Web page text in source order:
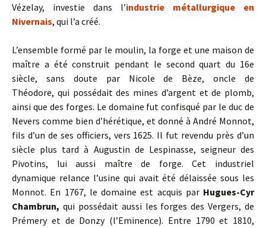
Vézelay, investie dans l’industrie métallurgique en
Nivernais, qui l’a créé.
L’ensemble formé par le moulin, la forge et une maison de
maître a été construit pendant le second quart du 16e
siècle, sans doute par Nicole de Bèze, oncle de
Théodore, qui possédait des mines d’argent et de plomb,
ainsi que des forges. Le domaine fut confisqué par le duc de
Nevers comme bien d’hérétique, et donné à André Monnot,
fils d’un de ses officiers, vers 1625. Il fut revendu près d’un
siècle plus tard à Augustin de Lespinasse, seigneur des
Pivotins, lui aussi maître de forge. Cet industriel
dynamique relance l’usine qui avait été délaissée sous les
Monnot. En 1767, le domaine est acquis par Hugues-Cyr
Chambrun, qui possédait aussi les forges des Vergers, de
Prémery et de Donzy (l’Eminence). Entre 1790 et 1810,